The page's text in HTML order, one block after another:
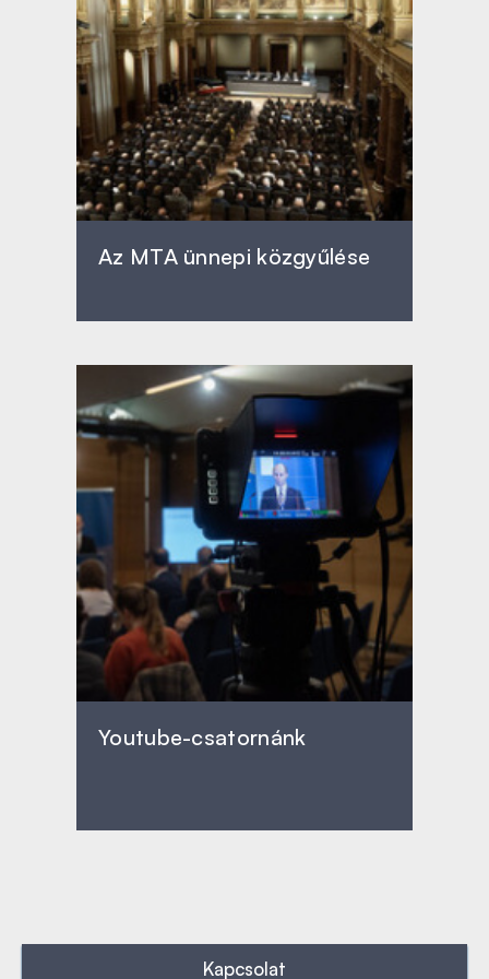
Az MTA ünnepi közgyűlése
Youtube-csatornánk
Kapcsolat